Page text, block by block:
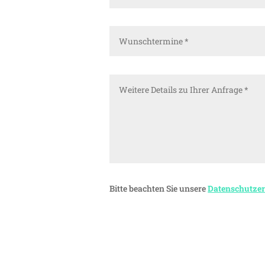
Bitte beachten Sie unsere